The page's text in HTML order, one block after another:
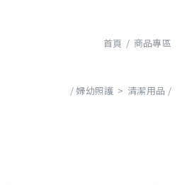
首頁 商品專區
婦幼照護 清潔用品